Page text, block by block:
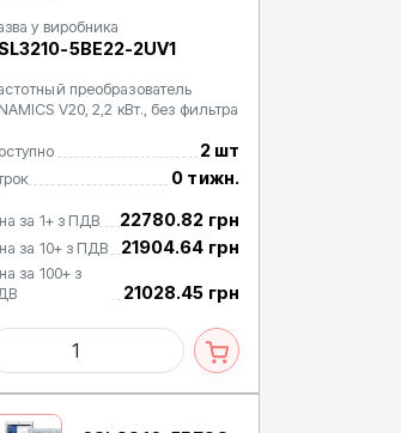
у виробника
5BE22-2UV1
преобразователь
V20, 2,2 кВт., без фильтра
2 шт
0 тижн.
за 1+ з ПДВ 22780.82 грн
за 10+ з ПДВ 21904.64 грн
за 100+ з
21028.45 грн